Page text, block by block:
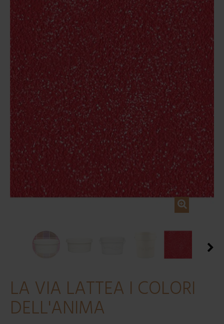
LA VIA LATTEA I COLORI
DELL'ANIMA